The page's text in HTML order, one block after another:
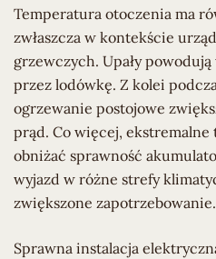
Temperatura otoczenia ma
zwłaszcza w kontekście
grzewczych. Upały
przez lodówkę. Z kolei
ogrzewanie postojowe
prąd. Co więcej,
obniżać sprawność
wyjazd w różne strefy
zwiększone zapotrzebowanie.
Sprawna instalacja